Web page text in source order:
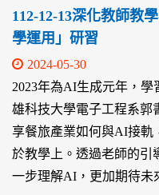
112-12-13深化教師教
學運用」研習
2024-05-30
2023年為AI生成元年，
雄科技大學電子工程系郭
享餐旅產業如何與AI接軌
於教學上。透過老師的引
一步理解AI，更加期待未